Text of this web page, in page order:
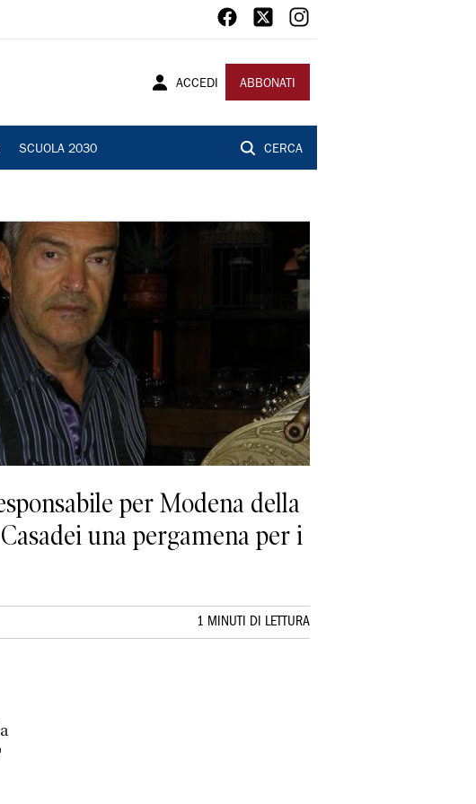
ACCEDI ABBONATI
SCUOLA 2030 CERCA
per Modena della
una pergamena per i
1 MINUTI DI LETTURA